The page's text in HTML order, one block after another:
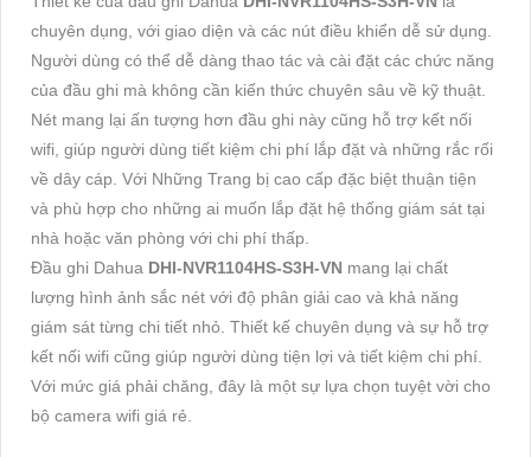
chuyên dụng, với giao diện và các nút điều khiển dễ sử dụng.
Người dùng có thể dễ dàng thao tác và cài đặt các chức năng
của đầu ghi mà không cần kiến thức chuyên sâu về kỹ thuật.
Nét mang lại ấn tượng hơn đầu ghi này cũng hỗ trợ kết nối
wifi, giúp người dùng tiết kiệm chi phí lắp đặt và những rắc rối
về dây cáp. Với Những Trang bị cao cấp đặc biệt thuận tiện
và phù hợp cho những ai muốn lắp đặt hệ thống giám sát tại
nhà hoặc văn phòng với chi phí thấp.
Đầu ghi Dahua DHI-NVR1104HS-S3H-VN mang lại chất
lượng hình ảnh sắc nét với độ phân giải cao và khả năng
giám sát từng chi tiết nhỏ. Thiết kế chuyên dụng và sự hỗ trợ
kết nối wifi cũng giúp người dùng tiện lợi và tiết kiệm chi phí.
Với mức giá phải chăng, đây là một sự lựa chọn tuyệt vời cho
bộ camera wifi giá rẻ.